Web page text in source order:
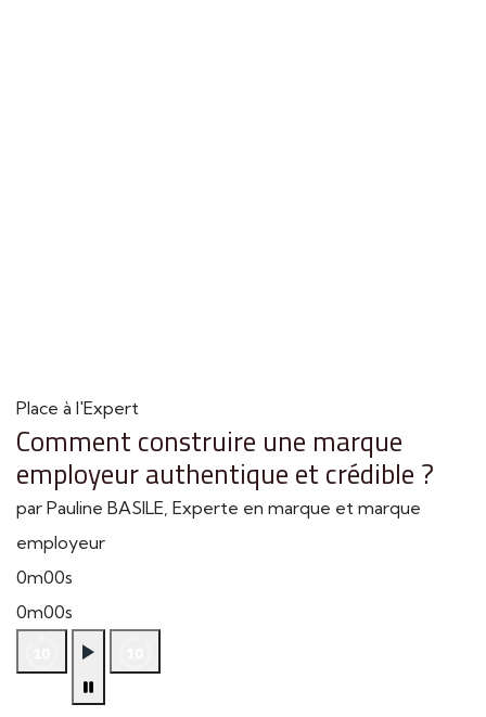
Place à l'Expert
Comment construire une marque
employeur authentique et crédible ?
par Pauline BASILE, Experte en marque et marque
employeur
0m00s
0m00s